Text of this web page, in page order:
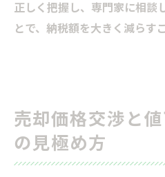
正しく把握し、専門家に相談
とで、納税額を大きく減らす
売却価格交渉と
の見極め方